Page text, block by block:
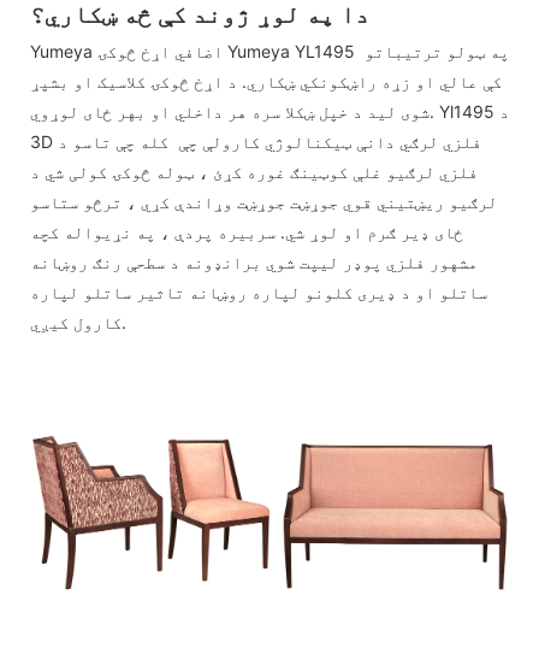
دا په لوړ ژوند کې څه ښکاري؟
Yumeya اضافي اړخ څوکۍ Yumeya YL1495 په ټولو ترتیباتو
کې عالي او زړه راښکونکي ښکاري. د اړخ څوکۍ کلاسیک او بشپړ
شوی لید د خپل ښکلا سره هر داخلي او بهر ځای لوړوي. Yl1495 د
3D فلزي لرګي دانې ټیکنالوژي کارولې چې کله چې تاسو د
فلزي لرګیو غلې کوټینګ غوره کړئ ، ټوله څوکۍ کولی شي د
لرګیو ریښتیني قوي جوړښت جوړښت وړاندې کړي ، ترڅو ستاسو
ځای ډیر ګرم او لوړ شي. سربیره پردې ، په نړیواله کچه
مشهور فلزي پوډر لیپت شوي برانډونه د سطحې رنګ روښانه
ساتلو او د ډیری کلونو لپاره روښانه تاثیر ساتلو لپاره
کارول کیږي.